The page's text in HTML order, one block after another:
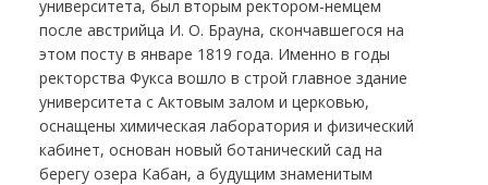
университета, был вторым ректором-немцем
после австрийца И. О. Брауна, скончавшегося на
этом посту в январе 1819 года. Именно в годы
ректорства Фукса вошло в строй главное здание
университета с Актовым залом и церковью,
оснащены химическая лаборатория и физический
кабинет, основан новый ботанический сад на
берегу озера Кабан, а будущим знаменитым